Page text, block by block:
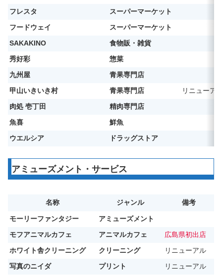
フレスタ スーパーマーケット
フードウェイ スーパーマーケット
SAKAKINO 食物販・雑貨
秀好彩 惣菜
九州屋 青果専門店
甲山いきいき村 青果専門店 リニューア
肉処 壱丁田 精肉専門店
魚喜 鮮魚
ウエルシア ドラッグストア
アミューズメント・サービス
名称 ジャンル 備考
モーリーファンタジー アミューズメント
モフアニマルカフェ アニマルカフェ 広島県初出店
ホワイト舎クリーニング クリーニング リニューアル
写真のニイダ プリント リニューアル